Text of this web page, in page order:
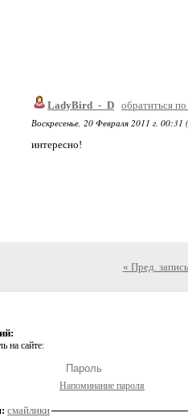
LadyBird_-_D обратиться
Воскресенье, 20 Февраля 2011 г. 00:31 (
интересно!
« Пред. запись
на сайте:
Напоминание пароля
смайлики